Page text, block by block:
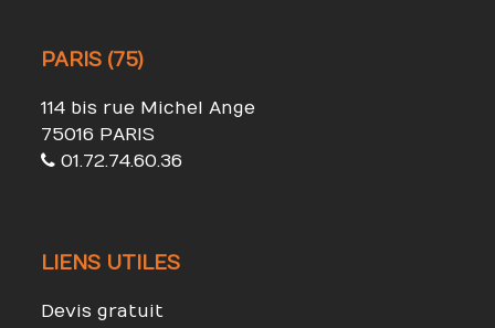
PARIS (75)
114 bis rue Michel Ange
75016 PARIS
01.72.74.60.36
LIENS UTILES
Devis gratuit